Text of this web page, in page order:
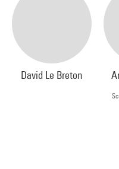
David Le Breton